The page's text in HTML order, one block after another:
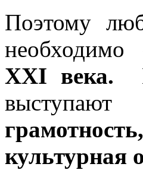
Поэтому
необходимо
XXI века.
культурная